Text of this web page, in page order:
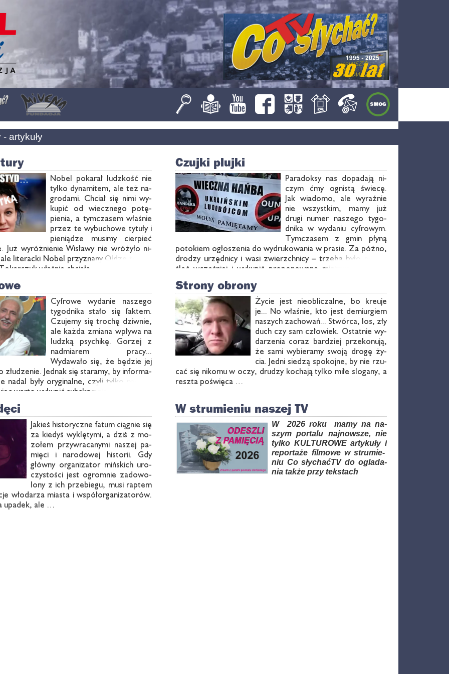
artykuły
No­bel po­ka­rał ludz­kość nie
tyl­ko dy­na­mi­tem, ale też na­
gro­da­mi. Chciał się ni­mi wy­
ku­pić od wiecz­ne­go po­tę­
pie­nia, a tym­cza­sem wła­śnie
przez te wy­bu­cho­we ty­tu­ły i
pie­nią­dze mu­si­my cier­pieć
Już wy­róż­nie­nie Wi­sła­wy nie wró­ży­ło ni­
li­te­rac­ki No­bel przy­zna­ny Ol­dze to ob­
wła­śnie chcia­ła …
Czujki plujki
Pa­ra­dok­sy nas do­pa­da­ją ni­
czym ćmy ogni­stą świe­cę.
Jak wia­do­mo, ale wy­raź­nie
nie wszyst­kim, ma­my już
dru­gi nu­mer na­sze­go ty­go­
dni­ka w wy­da­niu cy­fro­wym.
Tym­cza­sem z gmin pły­ną
po­to­kiem ogło­sze­nia do wy­dru­ko­wa­nia w pra­sie. Za póź­no,
dro­dzy urzęd­ni­cy i wa­si zwierzch­ni­cy – trze­ba by­ło po­my­
śleć wcze­śniej i wy­ku­pić pro­po­no­wa­ne mi­ni­mum, czy­li 50
Cy­fro­we wy­da­nie na­sze­go
ty­go­dni­ka sta­ło się fak­tem.
Czu­je­my się tro­chę dziw­nie,
ale każ­da zmia­na wpły­wa na
ludz­ką psy­chi­kę. Go­rzej z
nad­mia­rem pra­cy...​
Wydawało się, że bę­dzie jej
złu­dze­nie. Jed­nak się sta­ra­my, by in­for­ma­
na­dal by­ły ory­gi­nal­ne, czy­li tyl­ko na­sze i
war­to wy­ku­pić sub­skryp­cję...
Strony obrony
Ży­cie jest nie­obli­czal­ne, bo kreu­je
je... No wła­śnie, kto jest de­miur­giem
na­szych za­cho­wań... Stwór­ca, los, zły
duch czy sam czło­wiek. Ostat­nie wy­
da­rze­nia co­raz bar­dziej prze­ko­nu­ją,
że sa­mi wy­bie­ra­my swo­ją dro­gę ży­
cia. Jed­ni sie­dzą spo­koj­ne, by nie rzu­
cać się ni­ko­mu w oczy, dru­dzy ko­cha­ją tyl­ko mi­łe slo­ga­ny, a
resz­ta po­świę­ca …
Ja­kieś hi­sto­rycz­ne fa­tum cią­gnie się
za kie­dyś wy­klę­ty­mi, a dziś z mo­
zo­łem przy­wra­ca­ny­mi na­szej pa­
mię­ci i na­ro­do­wej hi­sto­rii. Gdy
głów­ny or­ga­ni­za­tor miń­skich uro­
czy­sto­ści jest ogrom­nie za­do­wo­
lo­ny z ich prze­bie­gu, mu­si rap­tem
wło­da­rza mia­sta i współ­or­ga­ni­za­to­rów.
upa­dek, ale …
W strumieniu naszej TV
W 2026 ro­ku ma­my na na­
szym por­ta­lu naj­now­sze, nie
tyl­ko KUL­TU­RO­WE ar­ty­ku­ły i
re­por­ta­że fil­mo­we w stru­mie­
niu Co sły­chaćTV do ogla­da­
nia tak­że przy tek­stach